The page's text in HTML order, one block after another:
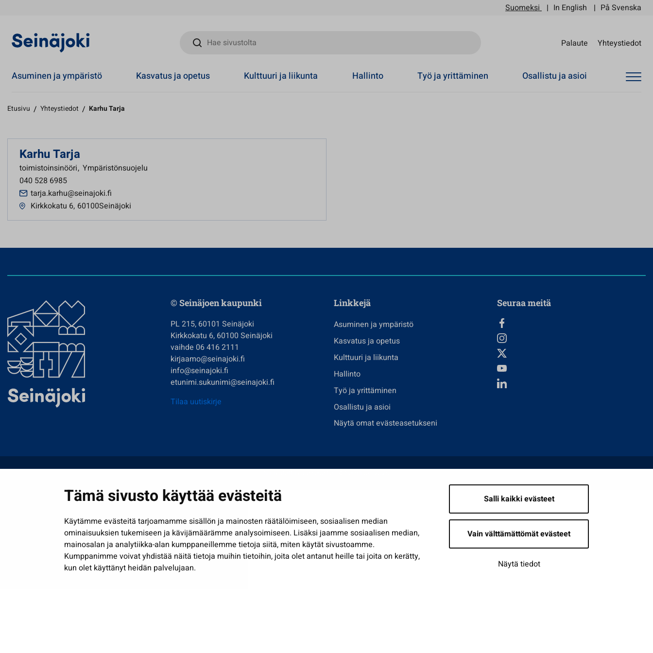
Tämä sivusto käyttää evästeitä
Käytämme evästeitä tarjoamamme sisällön ja mainosten räätälöimiseen, sosiaalisen median
ominaisuuksien tukemiseen ja kävijämäärämme analysoimiseen. Lisäksi jaamme sosiaalisen median,
mainosalan ja analytiikka-alan kumppaneillemme tietoja siitä, miten käytät sivustoamme.
Kumppanimme voivat yhdistää näitä tietoja muihin tietoihin, joita olet antanut heille tai joita on kerätty,
kun olet käyttänyt heidän palvelujaan.
Salli kaikki evästeet
Vain välttämättömät evästeet
Näytä tiedot
Suomeksi In English På Svenska
Hae sivustolta
Palaute Yhteystiedot
Asuminen ja ympäristö Kasvatus ja opetus Kulttuuri ja liikunta Hallinto Työ ja yrittäminen Osallistu ja asioi
Etusivu / Yhteystiedot / Karhu Tarja
Karhu Tarja
toimistoinsinööri, Ympäristönsuojelu
040 528 6985
tarja.karhu@seinajoki.fi
Kirkkokatu 6, 60100Seinäjoki
© Seinäjoen kaupunki
PL 215, 60101 Seinäjoki
Kirkkokatu 6, 60100 Seinäjoki
vaihde 06 416 2111
kirjaamo@seinajoki.fi
info@seinajoki.fi
etunimi.sukunimi@seinajoki.fi
Tilaa uutiskirje
Linkkejä
Asuminen ja ympäristö
Kasvatus ja opetus
Kulttuuri ja liikunta
Hallinto
Työ ja yrittäminen
Osallistu ja asioi
Näytä omat evästeasetukseni
Seuraa meitä